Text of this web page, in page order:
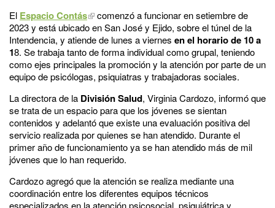
El Espacio Contás
comenzó a funcionar en setiembre de
2023 y está ubicado en San José y Ejido, sobre el túnel de la
Intendencia, y atiende de lunes a viernes en el horario de 10 a
18. Se trabaja tanto de forma individual como grupal, teniendo
como ejes principales la promoción y la atención por parte de un
equipo de psicólogas, psiquiatras y trabajadoras sociales.
La directora de la División Salud, Virginia Cardozo, informó que
se trata de un espacio para que los jóvenes se sientan
contenidos y adelantó que existe una evaluación positiva del
servicio realizada por quienes se han atendido. Durante el
primer año de funcionamiento ya se han atendido más de mil
jóvenes que lo han requerido.
Cardozo agregó que la atención se realiza mediante una
coordinación entre los diferentes equipos técnicos
especializados en la atención psicosocial, psiquiátrica y